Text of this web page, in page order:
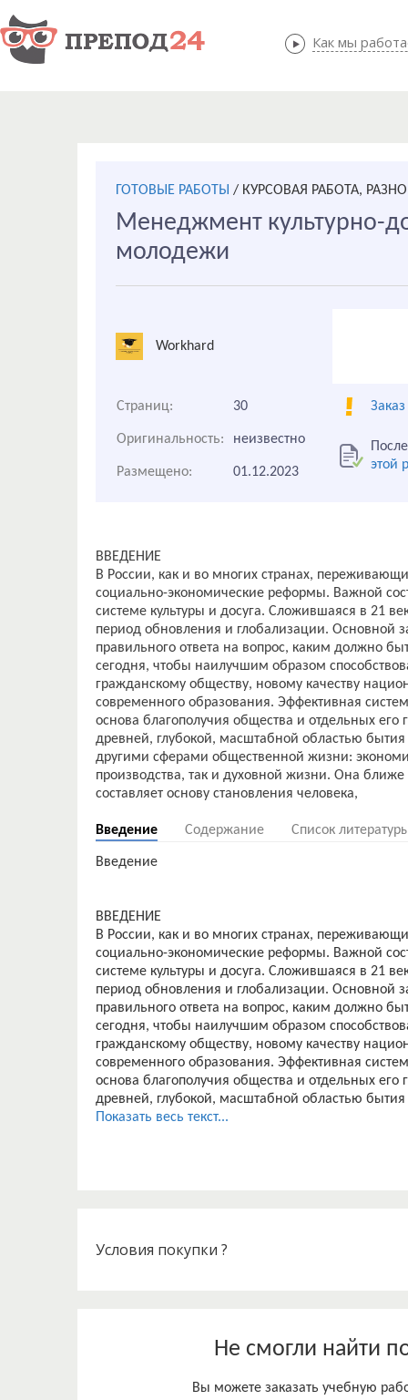
Как мы
Как мы
ГОТОВЫЕ РАБОТЫ / КУРСОВАЯ РАБОТА,
Менеджмент культурно-
молодежи
Workhard
Страниц: 30
Оригинальность: неизвестно
этой
Размещено: 01.12.2023
ВВЕДЕНИЕ
В России, как и во многих странах,
социально-экономические реформы. Важной
системе культуры и досуга. Сложившаяся в 21
период обновления и глобализации. Основной
правильного ответа на вопрос, каким должно
сегодня, чтобы наилучшим образом
гражданскому обществу, новому качеству
современного образования. Эффективная
основа благополучия общества и отдельных его
древней, глубокой, масштабной областью
другими сферами общественной жизни:
производства, так и духовной жизни. Она
Введение Содержание Список
Введение
ВВЕДЕНИЕ
В России, как и во многих странах,
социально-экономические реформы. Важной
системе культуры и досуга. Сложившаяся в 21
период обновления и глобализации. Основной
правильного ответа на вопрос, каким должно
сегодня, чтобы наилучшим образом
гражданскому обществу, новому качеству
современного образования. Эффективная
основа благополучия общества и отдельных его
древней, глубокой, масштабной областью
другими сферами общественной жизни:
Показать весь текст...
Условия покупки ?
Не смогли найти
Вы можете заказать учебную